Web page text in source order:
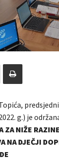
g.) je
ZA NIŽE
NA DJEČJI